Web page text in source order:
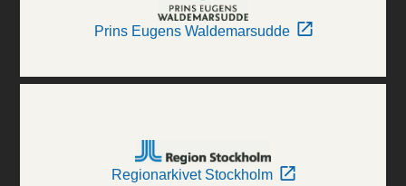
Prins Eugens Waldemarsudde
Regionarkivet Stockholm